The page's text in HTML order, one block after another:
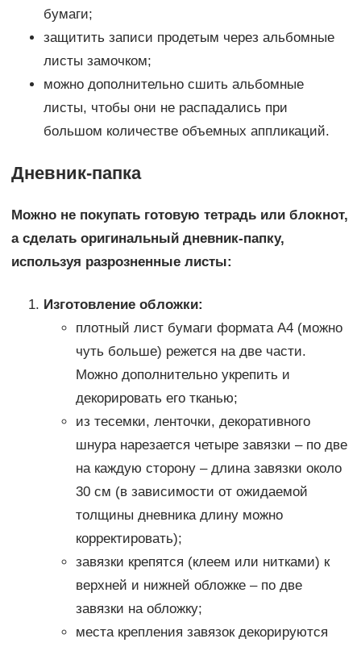
бумаги;
защитить записи продетым через альбомные
листы замочком;
можно дополнительно сшить альбомные
листы, чтобы они не распадались при
большом количестве объемных аппликаций.
Дневник-папка
Можно не покупать готовую тетрадь или блокнот,
а сделать оригинальный дневник-папку,
используя разрозненные листы:
Изготовление обложки:
плотный лист бумаги формата А4 (можно
чуть больше) режется на две части.
Можно дополнительно укрепить и
декорировать его тканью;
из тесемки, ленточки, декоративного
шнура нарезается четыре завязки – по две
на каждую сторону – длина завязки около
30 см (в зависимости от ожидаемой
толщины дневника длину можно
корректировать);
завязки крепятся (клеем или нитками) к
верхней и нижней обложке – по две
завязки на обложку;
места крепления завязок декорируются